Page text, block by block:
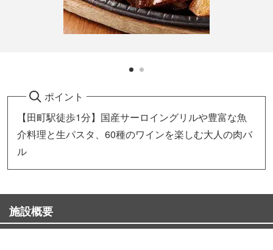
ポイント
【田町駅徒歩1分】国産サーロイングリルや豊富な魚
介料理と生パスタ、60種のワインを楽しむ大人の肉バ
ル
施設概要